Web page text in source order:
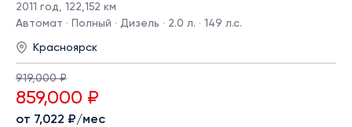
2011 год, 122,152 км
Автомат · Полный · Дизель · 2.0 л. · 149 л.с.
Красноярск
919,000 ₽
859,000 ₽
от 7,022 ₽/мес